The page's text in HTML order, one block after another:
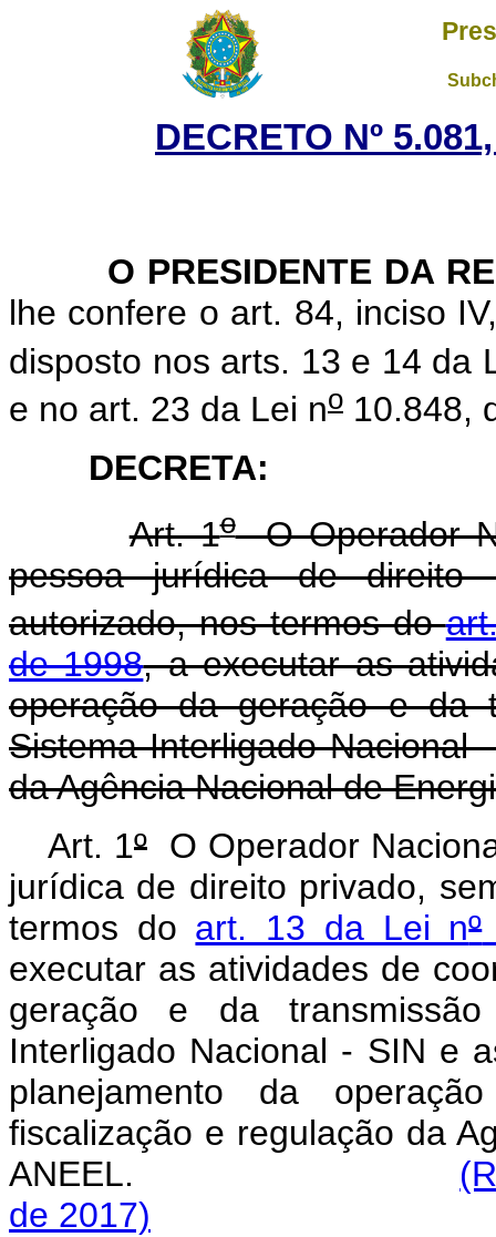
DECRETO Nº
O PRESIDENTE DA
lhe confere o art. 84, inciso
disposto nos arts. 13 e 14 da
e no art. 23 da Lei no 10.848,
DECRETA:
Art. 1oO Operador
pessoa jurídica de direito
autorizado, nos termos do
de 1998, a executar as
operação da geração e da
Sistema Interligado Nacional
da Agência Nacional de
Art. 1º O Operador
jurídica de direito privado,
termos do art. 13 da Lei nº
executar as atividades de
geração e da
Interligado Nacional - SIN e
planejamento da
fiscalização e regulação da
ANEEL.
de 2017)